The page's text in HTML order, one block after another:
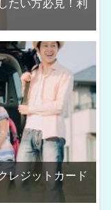
たい方必見！利
レジットカード